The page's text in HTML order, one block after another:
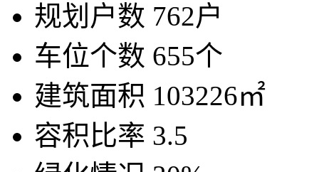
规划户数 762户
车位个数 655个
建筑面积 103226㎡
容积比率 3.5